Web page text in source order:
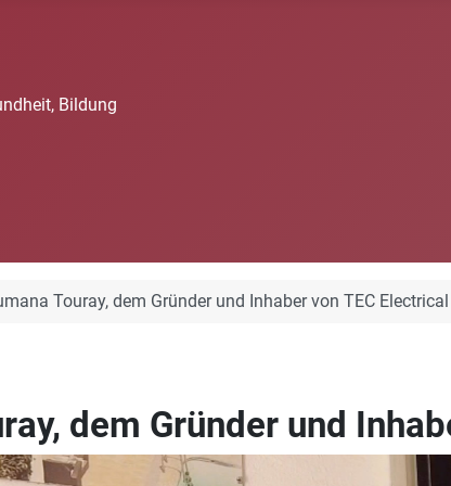
Bildung
Touray, dem Gründer und Inhaber von TEC
dem Gründer und